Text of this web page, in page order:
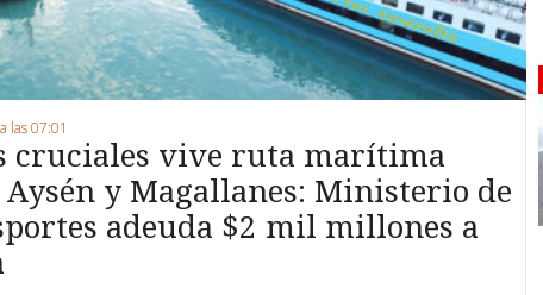
las 07:01
cruciales vive ruta marítima
y Magallanes: Ministerio de
adeuda $2 mil millones a